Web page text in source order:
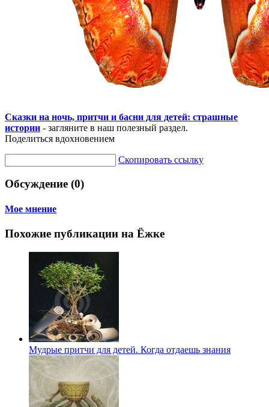
Сказки на ночь, притчи и басни для детей: страшные
истории - загляните в наш полезный раздел.
Поделиться вдохновением
Скопировать ссылку
Обсуждение (0)
Мое мнение
Похожие публикации на Ёжке
Мудрые притчи для детей. Когда отдаешь знания